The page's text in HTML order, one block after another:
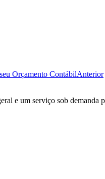
Orçamento ContábilAnterior
e um serviço sob demanda